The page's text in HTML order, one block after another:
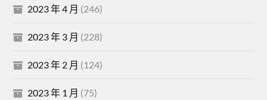
2023 年 4 月 (246)
2023 年 3 月 (228)
2023 年 2 月 (124)
2023 年 1 月 (75)